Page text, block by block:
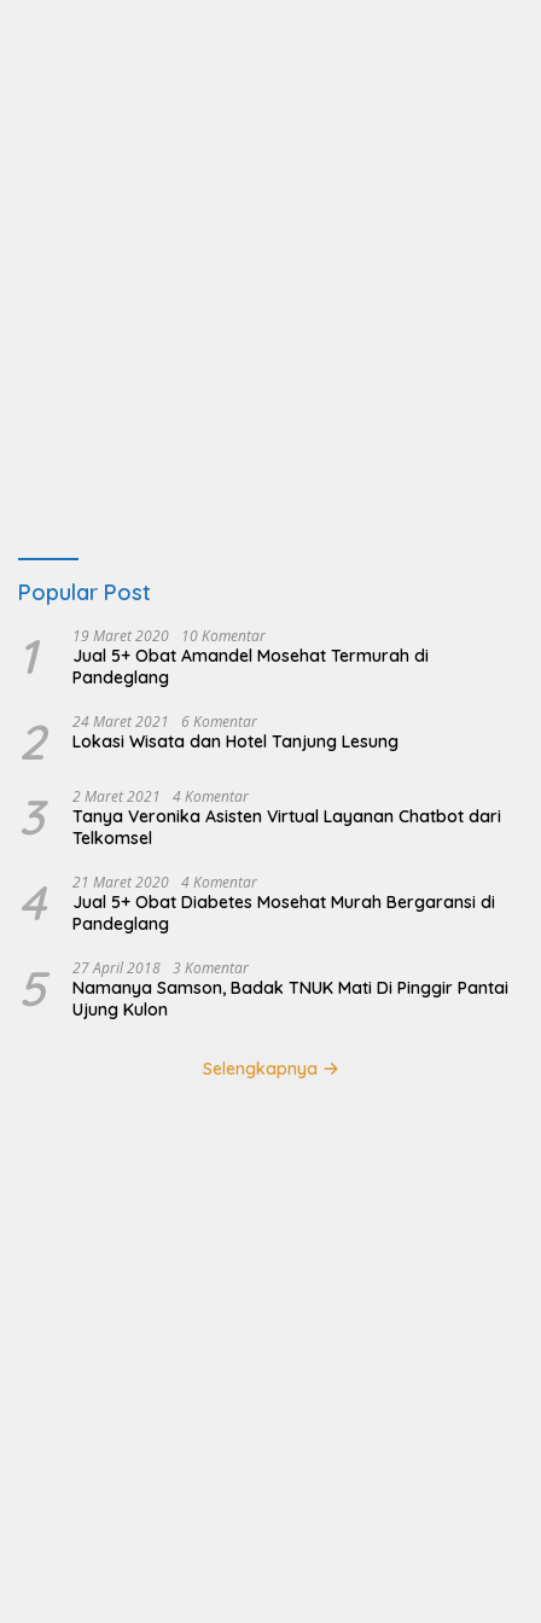
Popular Post
1 19 Maret 2020 10 Komentar
Jual 5+ Obat Amandel Mosehat Termurah di
Pandeglang
2 24 Maret 2021 6 Komentar
Lokasi Wisata dan Hotel Tanjung Lesung
3 2 Maret 2021 4 Komentar
Tanya Veronika Asisten Virtual Layanan Chatbot dari
Telkomsel
4 21 Maret 2020 4 Komentar
Jual 5+ Obat Diabetes Mosehat Murah Bergaransi di
Pandeglang
5 27 April 2018 3 Komentar
Namanya Samson, Badak TNUK Mati Di Pinggir Pantai
Ujung Kulon
Selengkapnya